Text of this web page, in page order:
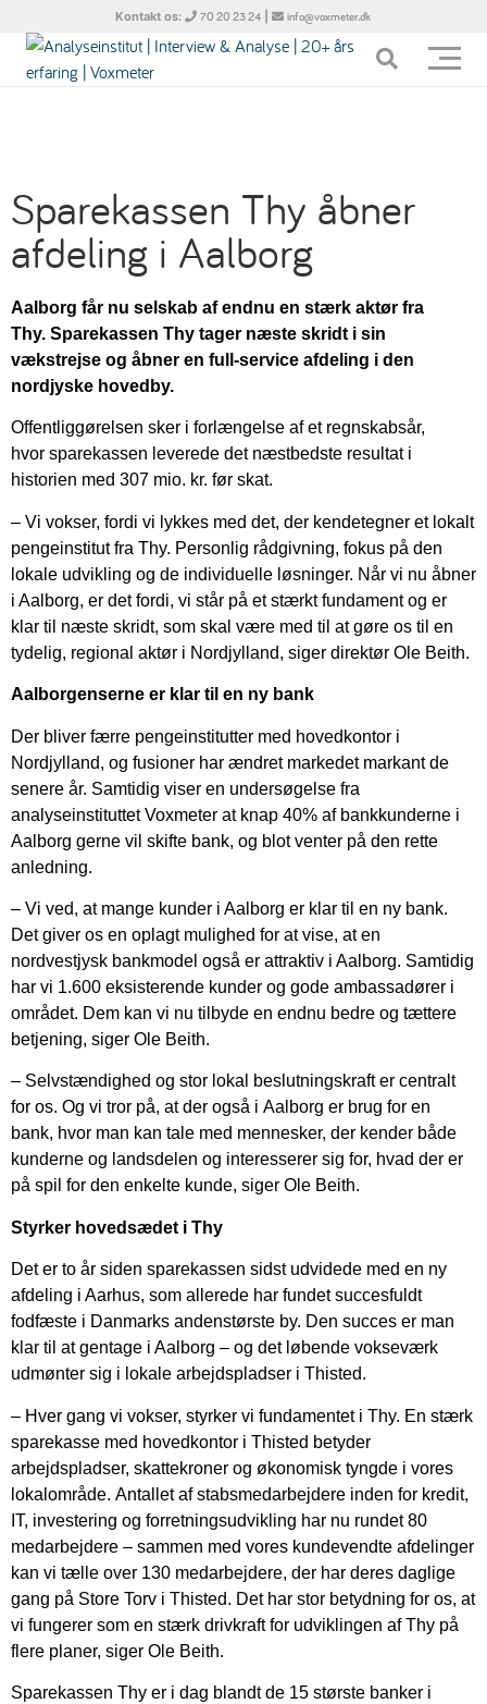
Kontakt os: 70 20 23 24 | info@voxmeter.dk
Sparekassen Thy åbner
afdeling i Aalborg
Aalborg får nu selskab af endnu en stærk aktør fra
Thy. Sparekassen Thy tager næste skridt i sin
vækstrejse og åbner en full-service afdeling i den
nordjyske hovedby.
Offentliggørelsen sker i forlængelse af et regnskabsår,
hvor sparekassen leverede det næstbedste resultat i
historien med 307 mio. kr. før skat.
– Vi vokser, fordi vi lykkes med det, der kendetegner et lokalt
pengeinstitut fra Thy. Personlig rådgivning, fokus på den
lokale udvikling og de individuelle løsninger. Når vi nu åbner
i Aalborg, er det fordi, vi står på et stærkt fundament og er
klar til næste skridt, som skal være med til at gøre os til en
tydelig, regional aktør i Nordjylland, siger direktør Ole Beith.
Aalborgenserne er klar til en ny bank
Der bliver færre pengeinstitutter med hovedkontor i
Nordjylland, og fusioner har ændret markedet markant de
senere år. Samtidig viser en undersøgelse fra
analyseinstituttet Voxmeter at knap 40% af bankkunderne i
Aalborg gerne vil skifte bank, og blot venter på den rette
anledning.
– Vi ved, at mange kunder i Aalborg er klar til en ny bank.
Det giver os en oplagt mulighed for at vise, at en
nordvestjysk bankmodel også er attraktiv i Aalborg. Samtidig
har vi 1.600 eksisterende kunder og gode ambassadører i
området. Dem kan vi nu tilbyde en endnu bedre og tættere
betjening, siger Ole Beith.
– Selvstændighed og stor lokal beslutningskraft er centralt
for os. Og vi tror på, at der også i Aalborg er brug for en
bank, hvor man kan tale med mennesker, der kender både
kunderne og landsdelen og interesserer sig for, hvad der er
på spil for den enkelte kunde, siger Ole Beith.
Styrker hovedsædet i Thy
Det er to år siden sparekassen sidst udvidede med en ny
afdeling i Aarhus, som allerede har fundet succesfuldt
fodfæste i Danmarks andenstørste by. Den succes er man
klar til at gentage i Aalborg – og det løbende vokseværk
udmønter sig i lokale arbejdspladser i Thisted.
– Hver gang vi vokser, styrker vi fundamentet i Thy. En stærk
sparekasse med hovedkontor i Thisted betyder
arbejdspladser, skattekroner og økonomisk tyngde i vores
lokalområde. Antallet af stabsmedarbejdere inden for kredit,
IT, investering og forretningsudvikling har nu rundet 80
medarbejdere – sammen med vores kundevendte afdelinger
kan vi tælle over 130 medarbejdere, der har deres daglige
gang på Store Torv i Thisted. Det har stor betydning for os, at
vi fungerer som en stærk drivkraft for udviklingen af Thy på
flere planer, siger Ole Beith.
Sparekassen Thy er i dag blandt de 15 største banker i